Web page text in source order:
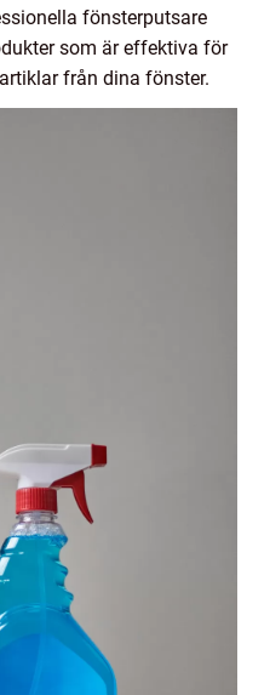
fönsterputsare
som är effektiva för
från dina fönster.